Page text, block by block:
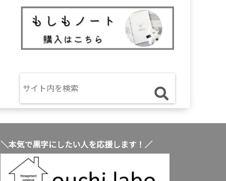
＼本気で黒字にしたい人を応援します！／